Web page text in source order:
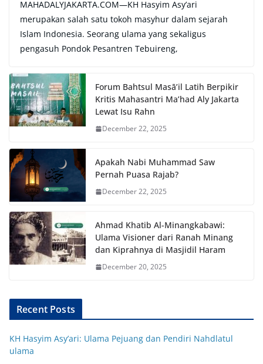
MAHADALYJAKARTA.COM—KH Hasyim Asy’ari
merupakan salah satu tokoh masyhur dalam sejarah
Islam Indonesia. Seorang ulama yang sekaligus
pengasuh Pondok Pesantren Tebuireng,
Forum Bahtsul Masā’il Latih Berpikir
Kritis Mahasantri Ma’had Aly Jakarta
Lewat Isu Rahn
December 22, 2025
Apakah Nabi Muhammad Saw
Pernah Puasa Rajab?
December 22, 2025
Ahmad Khatib Al-Minangkabawi:
Ulama Visioner dari Ranah Minang
dan Kiprahnya di Masjidil Haram
December 20, 2025
Recent Posts
KH Hasyim Asy’ari: Ulama Pejuang dan Pendiri Nahdlatul
ulama